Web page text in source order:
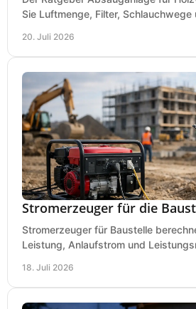
Sie Luftmenge, Filter,
20. Juli 2026
Stromerzeuger für die
Stromerzeuger für Baustelle
Leistung, Anlaufstrom und
18. Juli 2026